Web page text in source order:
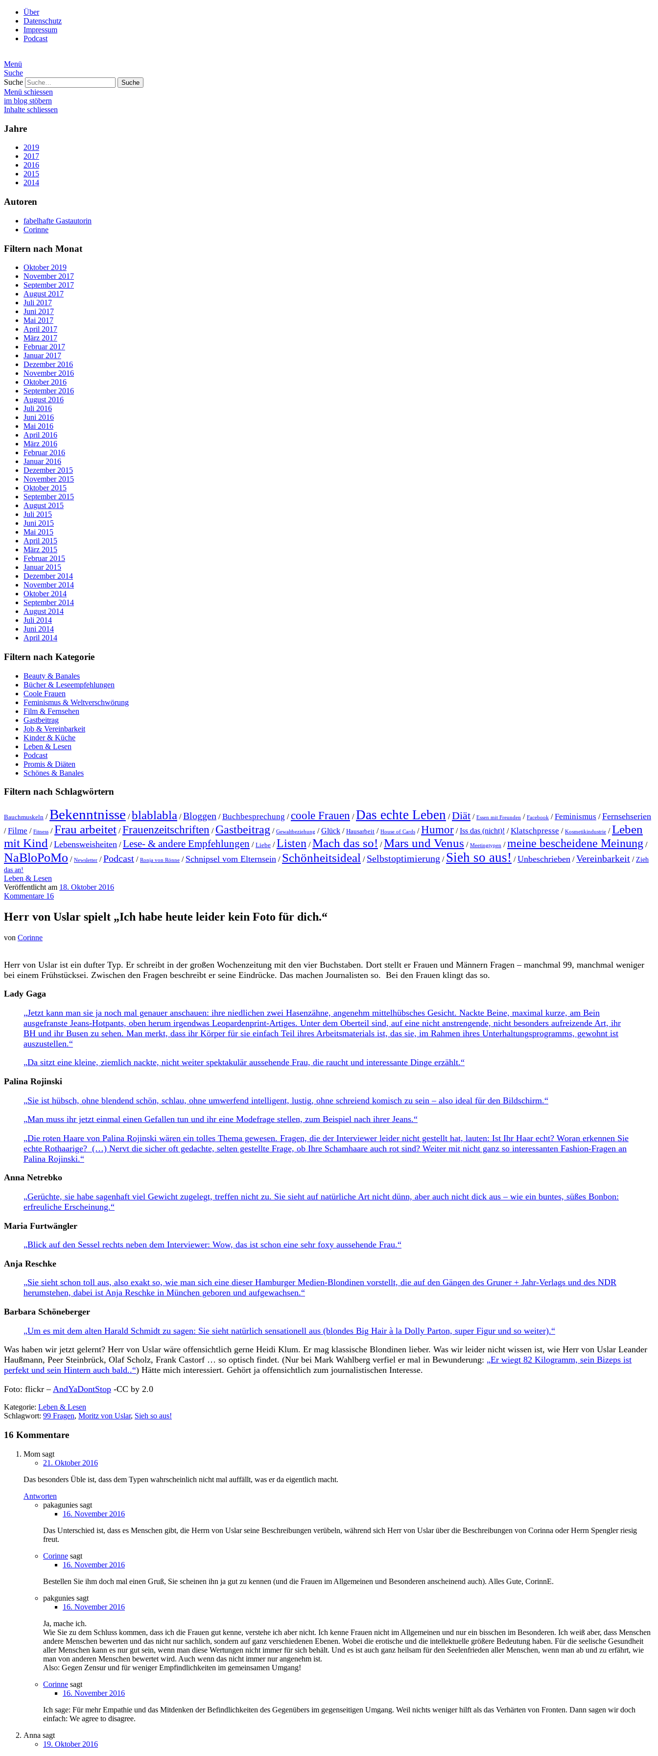
Über
Datenschutz
Impressum
Podcast
Menü
Suche
Suche
Menü schiessen
im blog stöbern
Inhalte schliessen
Jahre
2019
2017
2016
2015
2014
Autoren
fabelhafte Gastautorin
Corinne
Filtern nach Monat
Oktober 2019
November 2017
September 2017
August 2017
Juli 2017
Juni 2017
Mai 2017
April 2017
März 2017
Februar 2017
Januar 2017
Dezember 2016
November 2016
Oktober 2016
September 2016
August 2016
Juli 2016
Juni 2016
Mai 2016
April 2016
März 2016
Februar 2016
Januar 2016
Dezember 2015
November 2015
Oktober 2015
September 2015
August 2015
Juli 2015
Juni 2015
Mai 2015
April 2015
März 2015
Februar 2015
Januar 2015
Dezember 2014
November 2014
Oktober 2014
September 2014
August 2014
Juli 2014
Juni 2014
April 2014
Filtern nach Kategorie
Beauty & Banales
Bücher & Leseempfehlungen
Coole Frauen
Feminismus & Weltverschwörung
Film & Fernsehen
Gastbeitrag
Job & Vereinbarkeit
Kinder & Küche
Leben & Lesen
Podcast
Promis & Diäten
Schönes & Banales
Filtern nach Schlagwörtern
Bauchmuskeln /Bekenntnisse /blablabla /Bloggen /Buchbesprechung /coole Frauen /Das echte Leben /Diät / Essen mit Freunden / Facebook /Feminismus /Fernsehserien
/Filme / Fitness /Frau arbeitet /Frauenzeitschriften / Gastbeitrag / Gewaltbeziehung /Glück / Hausarbeit / House of Cards /Humor /Iss das (nicht)! /Klatschpresse / Kosmetikindustrie /Leben
mit Kind /Lebensweisheiten /Lese- & andere Empfehlungen / Liebe /Listen /Mach das so! /Mars und Venus / Meetingtypen /meine bescheidene Meinung /
NaBloPoMo / Newsletter /Podcast / Ronja von Rönne / Schnipsel vom Elternsein / Schönheitsideal / Selbstoptimierung / Sieh so aus! /Unbeschrieben /Vereinbarkeit / Zieh
das an!
Leben & Lesen
Veröffentlicht am 18. Oktober 2016
Kommentare 16
Herr von Uslar spielt „Ich habe heute leider kein Foto für dich.“
von Corinne
Herr von Uslar ist ein dufter Typ. Er schreibt in der großen Wochenzeitung mit den vier Buchstaben. Dort stellt er Frauen und Männern Fragen – manchmal 99, manchmal weniger
bei einem Frühstücksei. Zwischen den Fragen beschreibt er seine Eindrücke. Das machen Journalisten so. Bei den Frauen klingt das so.
Lady Gaga
„Jetzt kann man sie ja noch mal genauer anschauen: ihre niedlichen zwei Hasenzähne, angenehm mittelhübsches Gesicht. Nackte Beine, maximal kurze, am Bein
ausgefranste Jeans-Hotpants, oben herum irgendwas Leopardenprint-Artiges. Unter dem Oberteil sind, auf eine nicht anstrengende, nicht besonders aufreizende Art, ihr
BH und ihr Busen zu sehen. Man merkt, dass ihr Körper für sie einfach Teil ihres Arbeitsmaterials ist, das sie, im Rahmen ihres Unterhaltungsprogramms, gewohnt ist
auszustellen.“
„Da sitzt eine kleine, ziemlich nackte, nicht weiter spektakulär aussehende Frau, die raucht und interessante Dinge erzählt.“
Palina Rojinski
„Sie ist hübsch, ohne blendend schön, schlau, ohne umwerfend intelligent, lustig, ohne schreiend komisch zu sein – also ideal für den Bildschirm.“
„Man muss ihr jetzt einmal einen Gefallen tun und ihr eine Modefrage stellen, zum Beispiel nach ihrer Jeans.“
„Die roten Haare von Palina Rojinski wären ein tolles Thema gewesen. Fragen, die der Interviewer leider nicht gestellt hat, lauten: Ist Ihr Haar echt? Woran erkennen Sie
echte Rothaarige? (…) Nervt die sicher oft gedachte, selten gestellte Frage, ob Ihre Schamhaare auch rot sind? Weiter mit nicht ganz so interessanten Fashion-Fragen an
Palina Rojinski.“
Anna Netrebko
„Gerüchte, sie habe sagenhaft viel Gewicht zugelegt, treffen nicht zu. Sie sieht auf natürliche Art nicht dünn, aber auch nicht dick aus – wie ein buntes, süßes Bonbon:
erfreuliche Erscheinung.“
Maria Furtwängler
„Blick auf den Sessel rechts neben dem Interviewer: Wow, das ist schon eine sehr foxy aussehende Frau.“
Anja Reschke
„Sie sieht schon toll aus, also exakt so, wie man sich eine dieser Hamburger Medien-Blondinen vorstellt, die auf den Gängen des Gruner + Jahr-Verlags und des NDR
herumstehen, dabei ist Anja Reschke in München geboren und aufgewachsen.“
Barbara Schöneberger
„Um es mit dem alten Harald Schmidt zu sagen: Sie sieht natürlich sensationell aus (blondes Big Hair à la Dolly Parton, super Figur und so weiter).“
Was haben wir jetzt gelernt? Herr von Uslar wäre offensichtlich gerne Heidi Klum. Er mag klassische Blondinen lieber. Was wir leider nicht wissen ist, wie Herr von Uslar Leander
Haußmann, Peer Steinbrück, Olaf Scholz, Frank Castorf … so optisch findet. (Nur bei Mark Wahlberg verfiel er mal in Bewunderung: „Er wiegt 82 Kilogramm, sein Bizeps ist
perfekt und sein Hintern auch bald..“) Hätte mich interessiert. Gehört ja offensichtlich zum journalistischen Interesse.
Foto: flickr – AndYaDontStop -CC by 2.0
Kategorie: Leben & Lesen
Schlagwort: 99 Fragen, Moritz von Uslar, Sieh so aus!
16 Kommentare
Mom sagt
21. Oktober 2016
Das besonders Üble ist, dass dem Typen wahrscheinlich nicht mal auffällt, was er da eigentlich macht.
Antworten
pakagunies sagt
16. November 2016
Das Unterschied ist, dass es Menschen gibt, die Herrn von Uslar seine Beschreibungen verübeln, während sich Herr von Uslar über die Beschreibungen von Corinna oder Herrn Spengler riesig
freut.
Corinne sagt
16. November 2016
Bestellen Sie ihm doch mal einen Gruß, Sie scheinen ihn ja gut zu kennen (und die Frauen im Allgemeinen und Besonderen anscheinend auch). Alles Gute, CorinnE.
pakgunies sagt
16. November 2016
Ja, mache ich.
Wie Sie zu dem Schluss kommen, dass ich die Frauen gut kenne, verstehe ich aber nicht. Ich kenne Frauen nicht im Allgemeinen und nur ein bisschen im Besonderen. Ich weiß aber, dass Menschen
andere Menschen bewerten und das nicht nur sachlich, sondern auf ganz verschiedenen Ebenen. Wobei die erotische und die intellektuelle größere Bedeutung haben. Für die seelische Gesundheit
aller Menschen kann es nur gut sein, wenn man diese Wertungen nicht immer für sich behält. Und es ist auch ganz heilsam für den Seelenfrieden aller Menschen, wenn man ab und zu erfährt, wie
man von anderen Menschen bewertet wird. Auch wenn das nicht immer nur angenehm ist.
Also: Gegen Zensur und für weniger Empfindlichkeiten im gemeinsamen Umgang!
Corinne sagt
16. November 2016
Ich sage: Für mehr Empathie und das Mitdenken der Befindlichkeiten des Gegenübers im gegenseitigen Umgang. Weil nichts weniger hilft als das Verhärten von Fronten. Dann sagen wir doch
einfach: We agree to disagree.
Anna sagt
19. Oktober 2016